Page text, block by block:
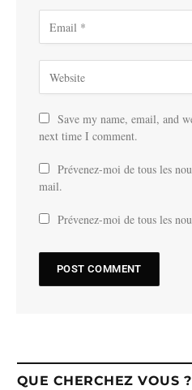
Save my name, email, and
next time I comment.
Prévenez-moi de tous les
mail.
Prévenez-moi de tous les
QUE CHERCHEZ VOUS ?